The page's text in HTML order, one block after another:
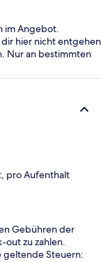
im Angebot.
dir hier nicht entgehen
Nur an bestimmten
pro Aufenthalt
Gebühren der
out zu zahlen.
geltende Steuern: